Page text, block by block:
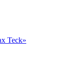
Teck»